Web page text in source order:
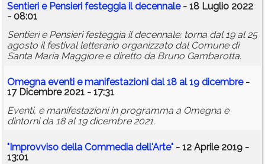
Sentieri e Pensieri festeggia il decennale- 18 Luglio 2022
- 08:01
Sentieri e Pensieri festeggia il decennale: torna dal 19 al 25
agosto il festival letterario organizzato dal Comune di
Santa Maria Maggiore e diretto da Bruno Gambarotta.
Omegna eventi e manifestazioni dal 18 al 19 dicembre-
17 Dicembre 2021 - 17:31
Eventi, e manifestazioni in programma a Omegna e
dintorni da 18 al 19 dicembre 2021.
"Improvviso della Commedia dell'Arte" - 12 Aprile 2019 -
13:01